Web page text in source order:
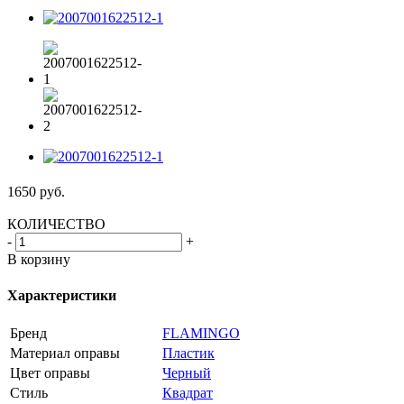
1650 руб.
КОЛИЧЕСТВО
-
+
В корзину
Характеристики
Бренд
FLAMINGO
Материал оправы
Пластик
Цвет оправы
Черный
Стиль
Квадрат